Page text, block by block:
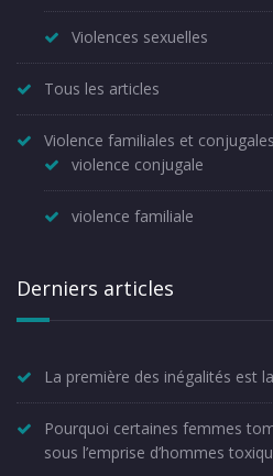
Violences sexuelles
Tous les articles
Violence familiales et conjugales
violence conjugale
violence familiale
Derniers articles
La première des inégalités est
Pourquoi certaines femmes
sous l’emprise d’hommes